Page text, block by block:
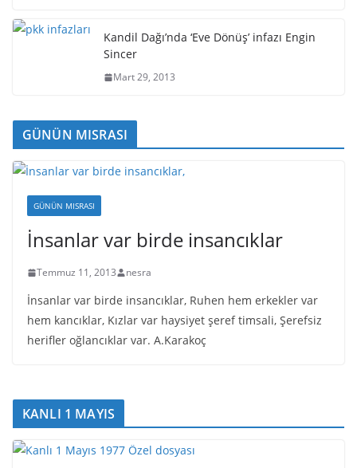
Kandil Dağı’nda ‘Eve Dönüş’ infazı Engin
Sincer
Mart 29, 2013
GÜNÜN MISRASI
GÜNÜN MISRASI
İnsanlar var birde insancıklar
Temmuz 11, 2013 nesra
İnsanlar var birde insancıklar, Ruhen hem erkekler var
hem kancıklar, Kızlar var haysiyet şeref timsali, Şerefsiz
herifler oğlancıklar var. A.Karakoç
KANLI 1 MAYIS